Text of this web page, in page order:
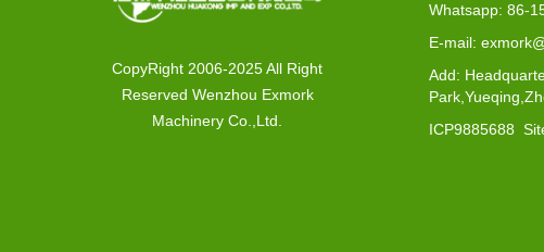
CopyRight 2006-2025 All Right
Reserved Wenzhou Exmork
Machinery Co.,Ltd.
Whatsapp: 86-
E-mail:
Add:
ICP9885688